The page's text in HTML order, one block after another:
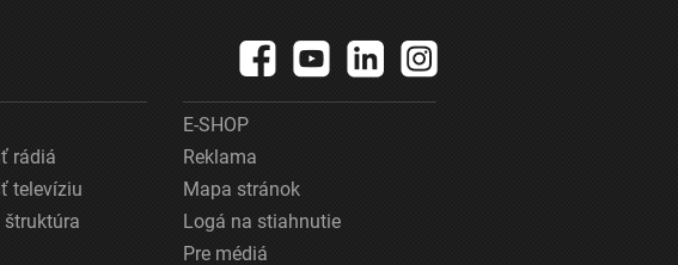
rádiá
televíziu
štruktúra
E-SHOP
Reklama
Mapa stránok
Logá na stiahnutie
Pre médiá